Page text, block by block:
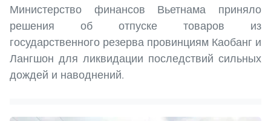
Министерство финансов Вьетнама приняло
решения об отпуске товаров из
государственного резерва провинциям Каобанг и
Лангшон для ликвидации последствий сильных
дождей и наводнений.